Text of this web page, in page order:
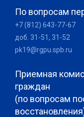
По вопросам
+7 (812) 643-77-67
доб. 31-51, 31-52
pk19@rgpu.spb.ru
Приемная
граждан
(по вопросам